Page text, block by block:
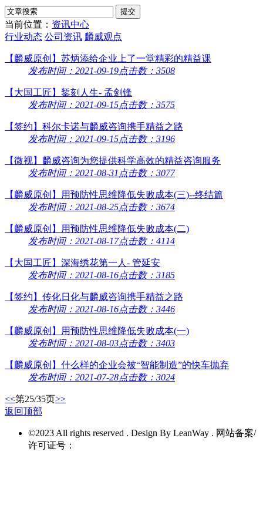
当前位置： 资讯中心
行业动态 公司资讯 麟威观点
【麟威原创】苏炳添给企业上了一堂精彩的精益课
发布时间：2021-09-19点击数：3508
【大国工匠】錾刻人生- 孟剑锋
发布时间：2021-09-15点击数：3575
【签约】科尔卡诺与麟威咨询携手精益之路
发布时间：2021-09-15点击数：3196
【微视】麟威咨询为您提供科学高效的精益咨询服务
发布时间：2021-08-31 点击数：3077
【麟威原创】用预防性思维降低失败成本(三)--终结篇
发布时间：2021-08-25点击数：3674
【麟威原创】用预防性思维降低失败成本(二)
发布时间：2021-08-17点击数：4114
【大国工匠】深海绣花第一人- 管延安
发布时间：2021-08-16点击数：3185
【签约】传化日化与麟威咨询携手精益之路
发布时间：2021-08-16点击数：3446
【麟威原创】用预防性思维降低失败成本(一)
发布时间：2021-08-03点击数：3403
【麟威原创】什么样的企业会被“智能制造”的快车抛弃
发布时间：2021-07-28点击数：3024
<<第25/35页>>
返回顶部
©2023 All rights reserved . Design By LeanWay . 网站备案/
许可证号：